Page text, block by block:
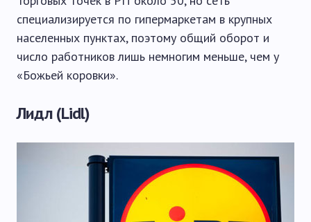
специализируется по гипермаркетам в крупных
населенных пунктах, поэтому общий оборот и
число работников лишь немногим меньше, чем у
«Божьей коровки».
Лидл (Lidl)